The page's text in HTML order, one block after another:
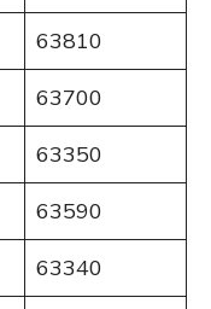
63810
63700
63350
63590
63340